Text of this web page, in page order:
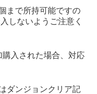
まで所持可能ですの
しないようご注意く
入された場合、対応
ダンジョンクリア記